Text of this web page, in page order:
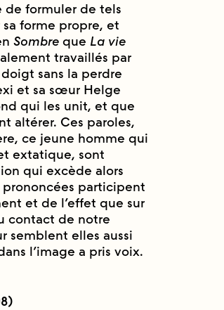
de formuler de tels
forme propre, et
Sombreque La vie
travaillés par
sans la perdre
et sa sœur Helge
qui les unit, et que
altérer. Ces paroles,
ce jeune homme qui
extatique, sont
qui excède alors
prononcées participent
et de l’effet que sur
contact de notre
semblent elles aussi
l’image a pris voix.